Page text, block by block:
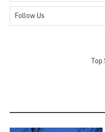
Follow Us